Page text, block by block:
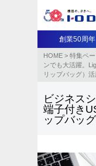
創業50周
HOME > 特集ペー
ンでも大活躍。
リップバッグ）活
ビジネス
端子付き
ップバッ